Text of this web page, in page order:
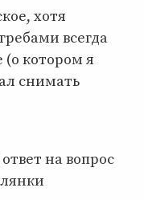
хотя
всегда
котором я
снимать
на вопрос